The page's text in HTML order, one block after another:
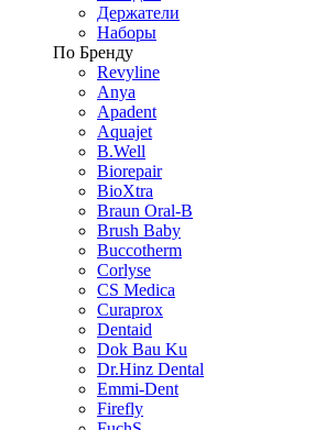
Держатели
Наборы
По Бренду
Revyline
Anya
Apadent
Aquajet
B.Well
Biorepair
BioXtra
Braun Oral-B
Brush Baby
Buccotherm
Corlyse
CS Medica
Curaprox
Dentaid
Dok Bau Ku
Dr.Hinz Dental
Emmi-Dent
Firefly